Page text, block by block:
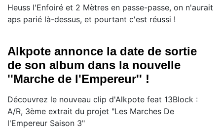
Heuss l'Enfoiré et 2 Mètres en passe-passe, on n'aurait
aps parié là-dessus, et pourtant c'est réussi !
Alkpote annonce la date de sortie
de son album dans la nouvelle
''Marche de l'Empereur'' !
Découvrez le nouveau clip d'Alkpote feat 13Block :
A/R, 3ème extrait du projet "Les Marches De
l'Empereur Saison 3"